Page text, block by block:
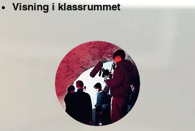
Visning i klassrummet